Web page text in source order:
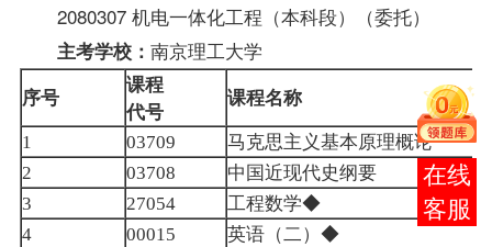
2080307 机电一体化工程（本科段）（委托）
主考学校： 南京理工大学
序号
课程
代号
课程名称
1 03709 马克思主义基本原理概论
2 03708 中国近现代史纲要
3 27054 工程数学◆
4 00015 英语（二） ◆
在线
客服